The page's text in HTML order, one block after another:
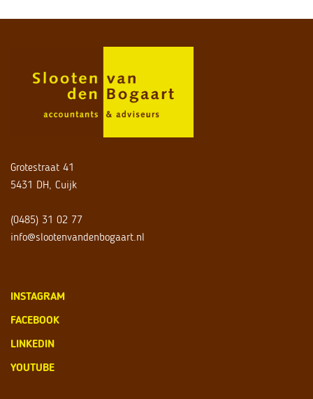
Grotestraat 41
5431 DH, Cuijk
(0485) 31 02 77
info@slootenvandenbogaart.nl
INSTAGRAM
FACEBOOK
LINKEDIN
YOUTUBE